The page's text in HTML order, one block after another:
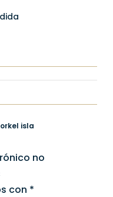
isla
no
con *